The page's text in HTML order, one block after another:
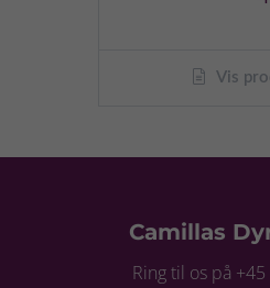
Vis
Camillas
Ring til os på